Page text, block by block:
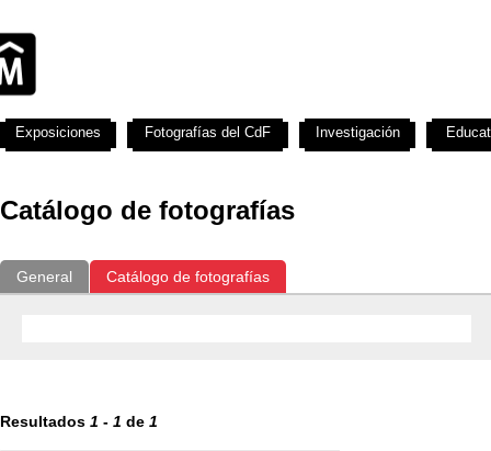
Catálogo de fotografías
General Catálogo de fotografías
Resultados 1 - 1 de 1
Exposiciones Fotografías del CdF Investigación